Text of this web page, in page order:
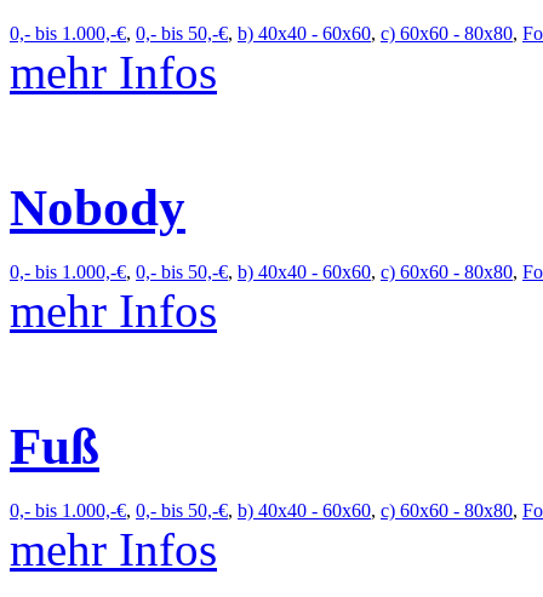
0,- bis 1.000,-€, 0,- bis 50,-€, b) 40x40 - 60x60, c) 60x60 - 80x80,
mehr Infos
Nobody
0,- bis 1.000,-€, 0,- bis 50,-€, b) 40x40 - 60x60, c) 60x60 - 80x80,
mehr Infos
Fuß
0,- bis 1.000,-€, 0,- bis 50,-€, b) 40x40 - 60x60, c) 60x60 - 80x80,
mehr Infos